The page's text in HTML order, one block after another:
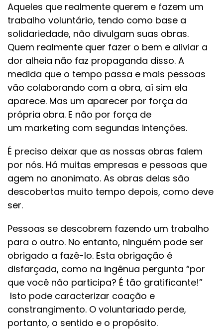
Aqueles que realmente querem e fazem um
trabalho voluntário, tendo como base a
solidariedade, não divulgam suas obras.
Quem realmente quer fazer o bem e aliviar a
dor alheia não faz propaganda disso. A
medida que o tempo passa e mais pessoas
vão colaborando com a obra, aí sim ela
aparece. Mas um aparecer por força da
própria obra. E não por força de
um marketing com segundas intenções.
É preciso deixar que as nossas obras falem
por nós. Há muitas empresas e pessoas que
agem no anonimato. As obras delas são
descobertas muito tempo depois, como deve
ser.
Pessoas se descobrem fazendo um trabalho
para o outro. No entanto, ninguém pode ser
obrigado a fazê-lo. Esta obrigação é
disfarçada, como na ingênua pergunta “por
que você não participa? É tão gratificante!”
Isto pode caracterizar coação e
constrangimento. O voluntariado perde,
portanto, o sentido e o propósito.